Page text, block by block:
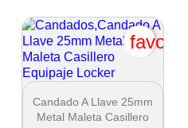
 Vista rápida
Candado A Llave 25mm
Metal Maleta Casillero
lista de deseos